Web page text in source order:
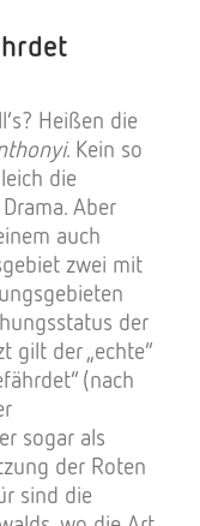
Heißen die
. Kein so
die
Aber
auch
zwei mit
der
gilt der „echte“
(nach
sogar als
der Roten
sind die